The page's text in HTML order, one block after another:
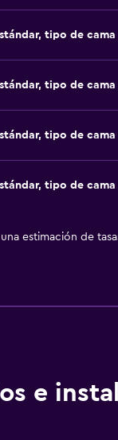
tipo de
tipo de
tipo de
tipo de
estimación de
e